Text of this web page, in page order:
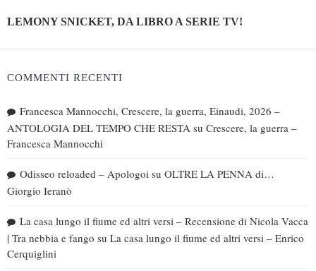
LEMONY SNICKET, DA LIBRO A SERIE TV!
COMMENTI RECENTI
Francesca Mannocchi, Crescere, la guerra, Einaudi, 2026 –
ANTOLOGIA DEL TEMPO CHE RESTA su Crescere, la guerra –
Francesca Mannocchi
Odisseo reloaded – Apologoi su OLTRE LA PENNA di…
Giorgio Ieranò
La casa lungo il fiume ed altri versi – Recensione di Nicola Vacca
| Tra nebbia e fango su La casa lungo il fiume ed altri versi – Enrico
Cerquiglini